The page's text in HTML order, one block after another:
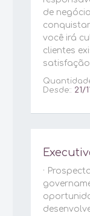
de
você irá
clientes
Desde:: 21/
·